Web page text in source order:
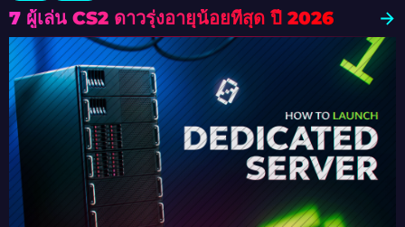
7 ผู้เล่น CS2 ดาวรุ่งอายุน้อยที่สุด ปี 2026